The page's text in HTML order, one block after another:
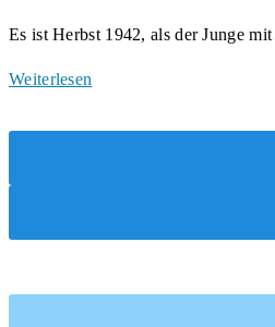
Es ist Herbst 1942, als der Junge
Weiterlesen
Lara